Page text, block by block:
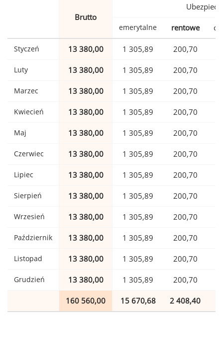
Brutto
emerytalne rentowe
Styczeń 13 380,00 1 305,89 200,70
Luty 13 380,00 1 305,89 200,70
Marzec 13 380,00 1 305,89 200,70
Kwiecień 13 380,00 1 305,89 200,70
Maj 13 380,00 1 305,89 200,70
Czerwiec 13 380,00 1 305,89 200,70
Lipiec 13 380,00 1 305,89 200,70
Sierpień 13 380,00 1 305,89 200,70
Wrzesień 13 380,00 1 305,89 200,70
Październik 13 380,00 1 305,89 200,70
Listopad 13 380,00 1 305,89 200,70
Grudzień 13 380,00 1 305,89 200,70
160 560,00 15 670,68 2 408,40